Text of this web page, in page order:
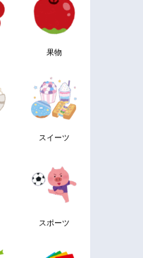
果物
スイーツ
スポーツ